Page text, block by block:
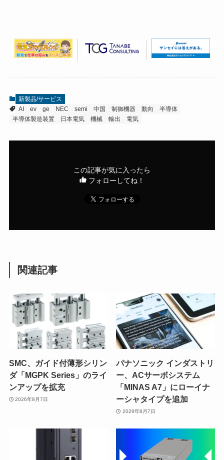
新製品/サービス
AI
ev ge NEC semi 中国 制御機器 動向
半導体
半導体製造装置
日本電気 機械 輸出 電気
この記事が気に入ったら
フォローしてね！
関連記事
SMC、ガイド付薄形シリン
ダ「MGPK Series」のライ
ンアップを拡充
2026年8月7日
パナソニック インダストリ
ー、ACサーボシステム
「MINAS A7」にローイナ
ーシャタイプを追加
2026年8月7日